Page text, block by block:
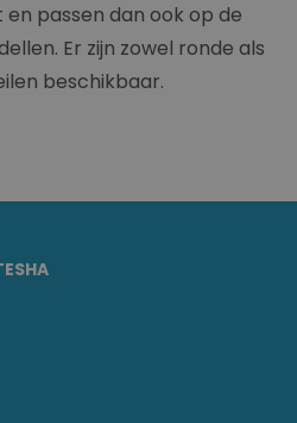
passen dan ook op de
Er zijn zowel ronde als
beschikbaar.